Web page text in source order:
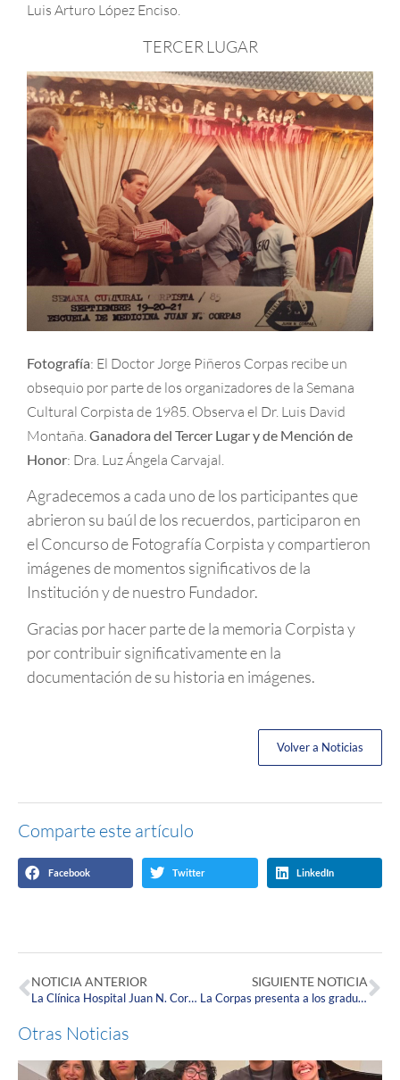
Luis Arturo López Enciso.
TERCER LUGAR
Fotografía: El Doctor Jorge Piñeros Corpas recibe un
obsequio por parte de los organizadores de la Semana
Cultural Corpista de 1985. Observa el Dr. Luis David
Montaña. Ganadora del Tercer Lugar y de Mención de
Honor: Dra. Luz Ángela Carvajal.
Agradecemos a cada uno de los participantes que
abrieron su baúl de los recuerdos, participaron en
el Concurso de Fotografía Corpista y compartieron
imágenes de momentos significativos de la
Institución y de nuestro Fundador.
Gracias por hacer parte de la memoria Corpista y
por contribuir significativamente en la
documentación de su historia en imágenes.
Volver a Noticias
Comparte este artículo
Facebook Twitter LinkedIn
NOTICIA ANTERIOR
La Clínica Hospital Juan N. Corpas celebra sus 45 años de vida al servicio de la comunidad.
SIGUIENTE NOTICIA
La Corpas presenta a los graduandos de las Especializaciones en Medicina Familiar Integral y Medicina Interna, Cohorte 2021-1.
Otras Noticias